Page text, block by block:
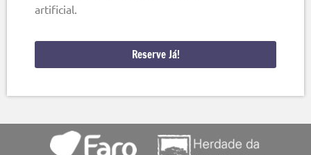
artificial.
Reserve Já!